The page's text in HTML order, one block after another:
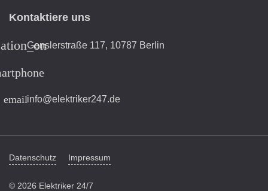
Kontaktiere uns
Genslerstraße 117, 10787 Berlin
emailinfo@elektriker247.de
Datenschutz Impressum
© 2026 Elektriker 24/7